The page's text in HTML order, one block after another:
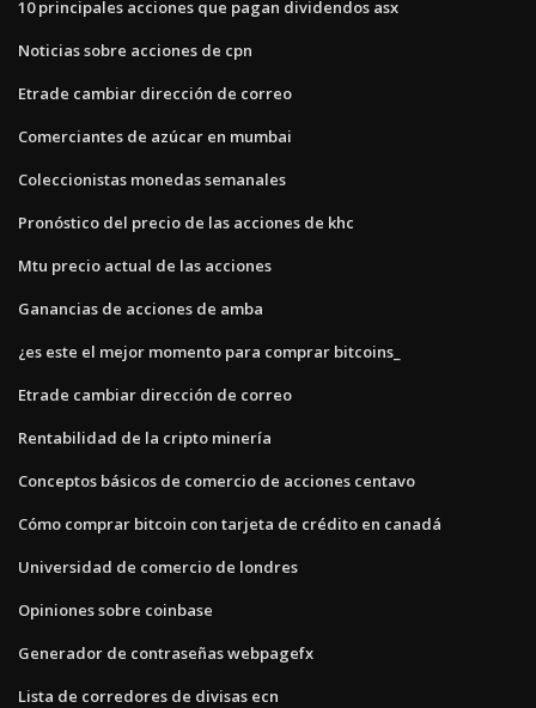
10 principales acciones que pagan dividendos asx
Noticias sobre acciones de cpn
Etrade cambiar dirección de correo
Comerciantes de azúcar en mumbai
Coleccionistas monedas semanales
Pronóstico del precio de las acciones de khc
Mtu precio actual de las acciones
Ganancias de acciones de amba
¿es este el mejor momento para comprar bitcoins_
Etrade cambiar dirección de correo
Rentabilidad de la cripto minería
Conceptos básicos de comercio de acciones centavo
Cómo comprar bitcoin con tarjeta de crédito en canadá
Universidad de comercio de londres
Opiniones sobre coinbase
Generador de contraseñas webpagefx
Lista de corredores de divisas ecn